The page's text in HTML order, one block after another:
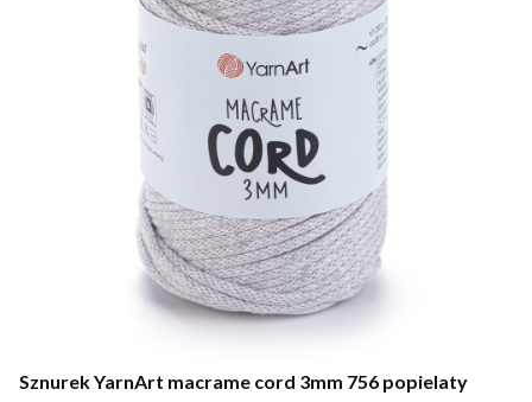
Sznurek YarnArt macrame cord 3mm 756 popielaty